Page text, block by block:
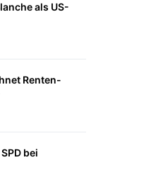
als US-
Renten-
bei